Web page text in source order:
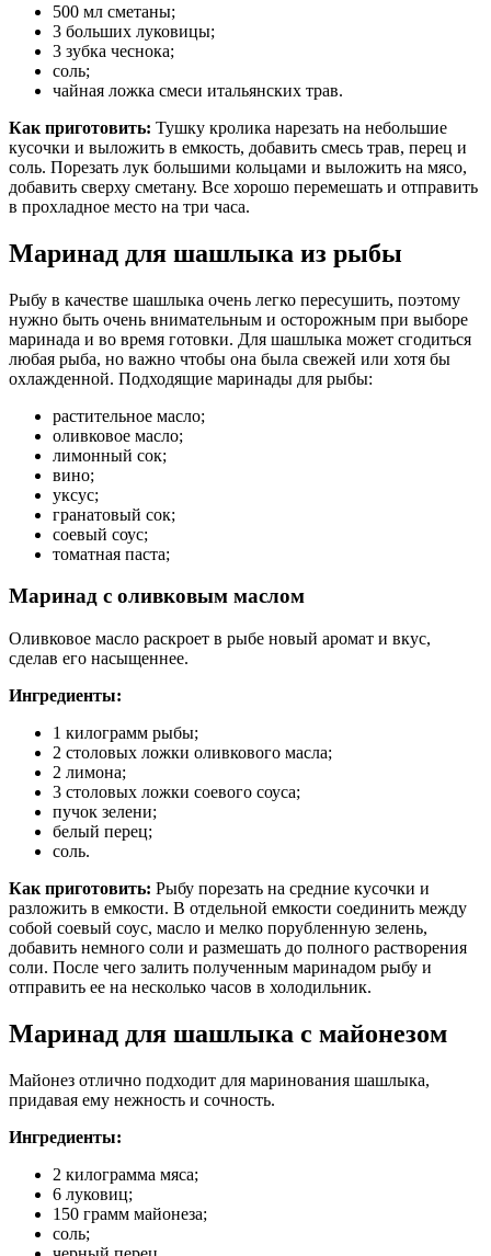
500 мл сметаны;
3 больших луковицы;
3 зубка чеснока;
соль;
чайная ложка смеси итальянских трав.
Как приготовить: Тушку кролика нарезать на небольшие
кусочки и выложить в емкость, добавить смесь трав, перец и
соль. Порезать лук большими кольцами и выложить на мясо,
добавить сверху сметану. Все хорошо перемешать и отправить
в прохладное место на три часа.
Маринад для шашлыка из рыбы
Рыбу в качестве шашлыка очень легко пересушить, поэтому
нужно быть очень внимательным и осторожным при выборе
маринада и во время готовки. Для шашлыка может сгодиться
любая рыба, но важно чтобы она была свежей или хотя бы
охлажденной. Подходящие маринады для рыбы:
растительное масло;
оливковое масло;
лимонный сок;
вино;
уксус;
гранатовый сок;
соевый соус;
томатная паста;
Маринад с оливковым маслом
Оливковое масло раскроет в рыбе новый аромат и вкус,
сделав его насыщеннее.
Ингредиенты:
1 килограмм рыбы;
2 столовых ложки оливкового масла;
2 лимона;
3 столовых ложки соевого соуса;
пучок зелени;
белый перец;
соль.
Как приготовить: Рыбу порезать на средние кусочки и
разложить в емкости. В отдельной емкости соединить между
собой соевый соус, масло и мелко порубленную зелень,
добавить немного соли и размешать до полного растворения
соли. После чего залить полученным маринадом рыбу и
отправить ее на несколько часов в холодильник.
Маринад для шашлыка с майонезом
Майонез отлично подходит для маринования шашлыка,
придавая ему нежность и сочность.
Ингредиенты:
2 килограмма мяса;
6 луковиц;
150 грамм майонеза;
соль;